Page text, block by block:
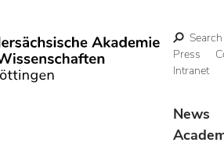
Search
Press
Intranet
News